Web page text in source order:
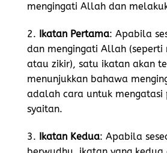
mengingati Allah dan
2. Ikatan Pertama: Apabila
dan mengingati Allah (seperti
atau zikir), satu ikatan akan
menunjukkan bahawa
adalah cara untuk mengatasi
syaitan.
3. Ikatan Kedua: Apabila